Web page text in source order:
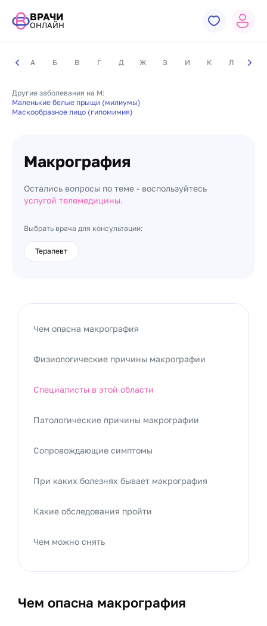
ВРАЧИ
ОНЛАЙН
А Б В Г Д Ж З И К Л М
Другие заболевания на М:
Маленькие белые прыщи (милиумы)
Маскообразное лицо (гипомимия)
Макрография
Остались вопросы по теме - воспользуйтесь
услугой телемедицины.
Выбрать врача для консультации:
Терапевт
Чем опасна макрография
Чем опасна макрография
Физиологические причины макрографии
Специалисты в этой области
Патологические причины макрографии
Сопровождающие симптомы
При каких болезнях бывает макрография
Какие обследования пройти
Чем можно снять